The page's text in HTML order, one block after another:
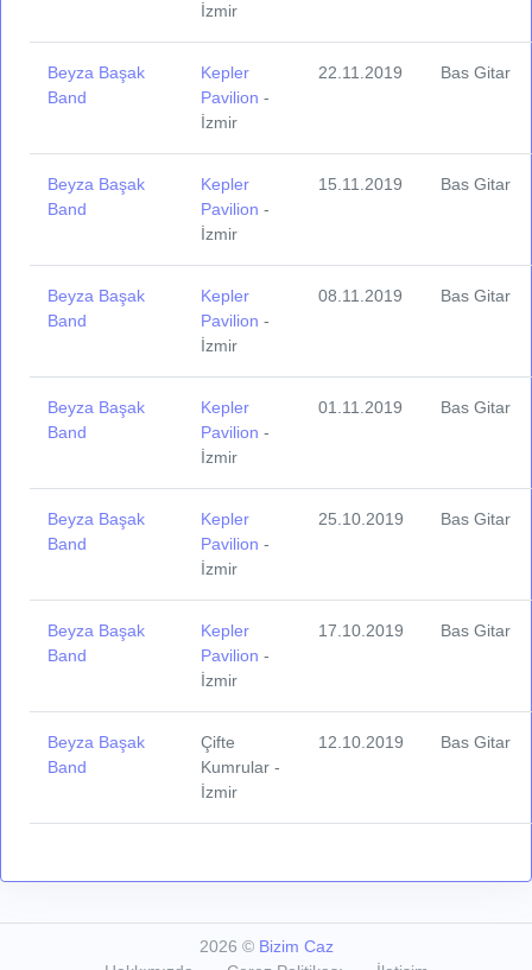
İzmir
Beyza Başak
Band
Kepler
Pavilion -
İzmir
22.11.2019 Bas Gitar
Beyza Başak
Band
Kepler
Pavilion -
İzmir
15.11.2019 Bas Gitar
Beyza Başak
Band
Kepler
Pavilion -
İzmir
08.11.2019 Bas Gitar
Beyza Başak
Band
Kepler
Pavilion -
İzmir
01.11.2019 Bas Gitar
Beyza Başak
Band
Kepler
Pavilion -
İzmir
25.10.2019 Bas Gitar
Beyza Başak
Band
Kepler
Pavilion -
İzmir
17.10.2019 Bas Gitar
Beyza Başak
Band
Çifte
Kumrular -
İzmir
12.10.2019 Bas Gitar
2026 © Bizim Caz